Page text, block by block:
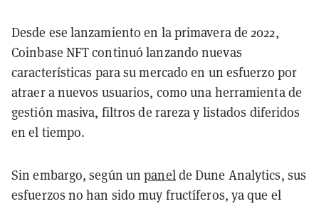
Desde ese lanzamiento en la primavera de 2022,
Coinbase NFT continuó lanzando nuevas
características para su mercado en un esfuerzo por
atraer a nuevos usuarios, como una herramienta de
gestión masiva, filtros de rareza y listados diferidos
en el tiempo.
Sin embargo, según unpanelde Dune Analytics, sus
esfuerzos no han sido muy fructíferos, ya que el